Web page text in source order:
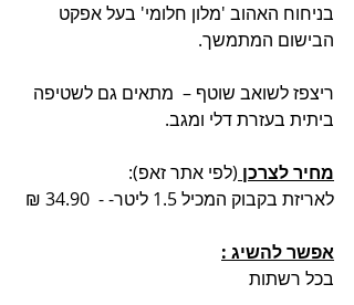
בניחוח האהוב 'מלון חלומי' בעל אפקט
הבישום המתמשך.
ריצפז לשואב שוטף –  מתאים גם לשטיפה
ביתית בעזרת דלי ומגב.
מחיר לצרכן (לפי אתר זאפ):
לאריזת בקבוק המכיל 1.5 ליטר- -  34.90 ₪
אפשר להשיג :
בכל רשתות